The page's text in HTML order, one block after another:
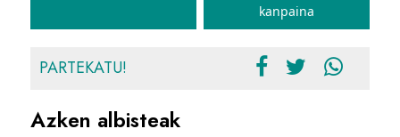
kanpaina
PARTEKATU!
Azken albisteak